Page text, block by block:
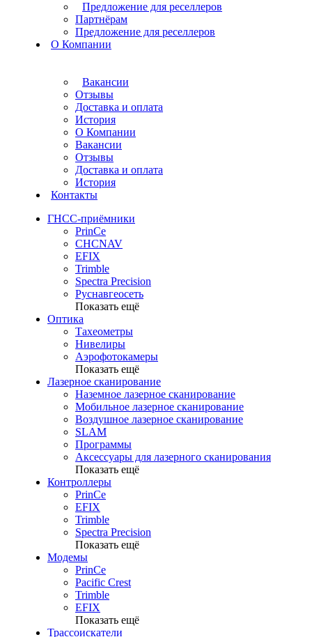
Предложение для реселлеров
Партнёрам
Предложение для реселлеров
О Компании
Вакансии
Отзывы
Доставка и оплата
История
О Компании
Вакансии
Отзывы
Доставка и оплата
История
Контакты
ГНСС-приёмники
PrinCe
CHCNAV
EFIX
Trimble
Spectra Precision
Руснавгеосеть
Показать ещё
Оптика
Тахеометры
Нивелиры
Аэрофотокамеры
Показать ещё
Лазерное сканирование
Наземное лазерное сканирование
Мобильное лазерное сканирование
Воздушное лазерное сканирование
SLAM
Программы
Аксессуары для лазерного сканирования
Показать ещё
Контроллеры
PrinCe
EFIX
Trimble
Spectra Precision
Показать ещё
Модемы
PrinCe
Pacific Crest
Trimble
EFIX
Показать ещё
Трассоискатели